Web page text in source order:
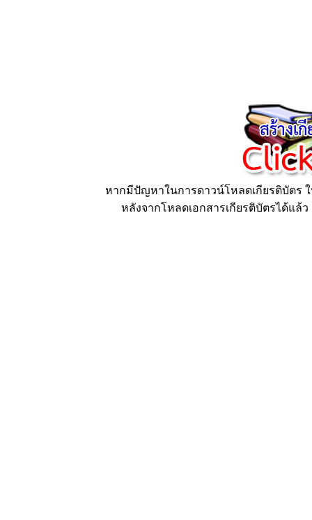
หากมีปัญหาในการดาวน์โหลดเกียรติบัตร
หลังจากโหลดเอกสารเกียรติบัตรได้แล้